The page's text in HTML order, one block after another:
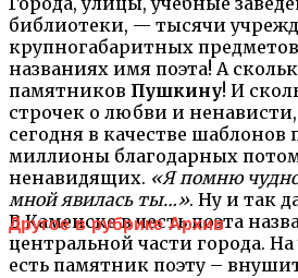
библиотеки, — тысячи
крупногабаритных
названиях имя поэта! А
памятников Пушкину! И
строчек о любви и
сегодня в качестве шаблонов
миллионы благодарных
ненавидящих. «Я помню
мной явилась ты…». Ну и так
В Каменске в честь поэта
центральной части города.
есть памятник поэту –
Другое в рубрике Архив